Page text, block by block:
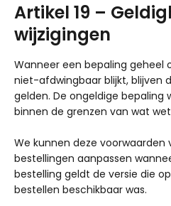
Artikel 19 –
wijzigingen
Wanneer een bepaling geheel
niet-afdwingbaar blijkt, blijven
gelden. De ongeldige bepaling
binnen de grenzen van wat
We kunnen deze
bestellingen aanpassen
bestelling geldt de versie die
bestellen beschikbaar was.